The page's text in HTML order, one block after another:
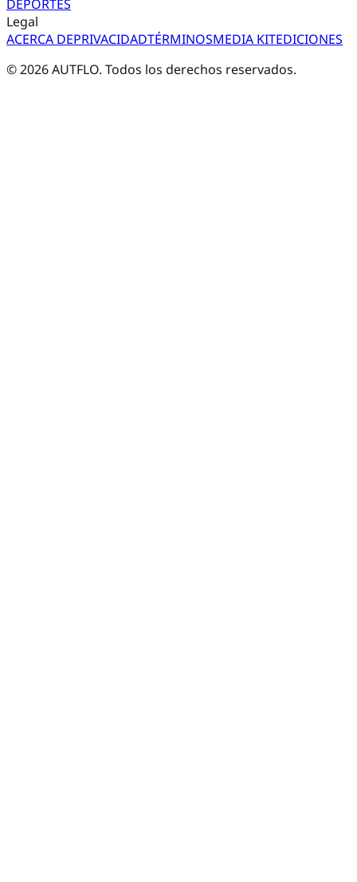
DEPORTES
Legal
ACERCA DEPRIVACIDADTÉRMINOSMEDIA KITEDICIONES
©2026AUTFLO. Todos los derechos reservados.